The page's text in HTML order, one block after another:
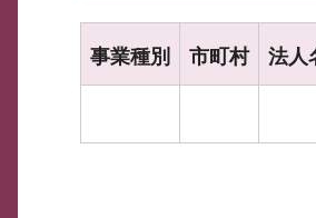
事業種別 市町村 法人